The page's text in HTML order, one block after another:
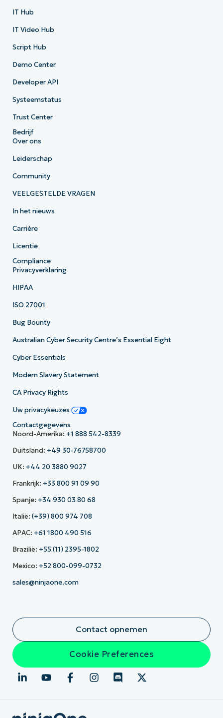
IT Hub
IT Video Hub
Script Hub
Demo Center
Developer API
Systeemstatus
Trust Center
Bedrijf
Over ons
Leiderschap
Community
VEELGESTELDE VRAGEN
In het nieuws
Carrière
Licentie
Compliance
Privacyverklaring
HIPAA
ISO 27001
Bug Bounty
Australian Cyber Security Centre’s Essential Eight
Cyber Essentials
Modern Slavery Statement
CA Privacy Rights
Uw privacykeuzes
Contactgegevens
Noord-Amerika: +1 888 542-8339
Duitsland: +49 30-76758700
UK: +44 20 3880 9027
Frankrijk: +33 800 91 09 90
Spanje: +34 930 03 80 68
Italië: (+39) 800 974 708
APAC: +61 1800 490 516
Brazilië: +55 (11) 2395-1802
Mexico: +52 800-099-0732
sales@ninjaone.com
Contact opnemen
Cookie Preferences